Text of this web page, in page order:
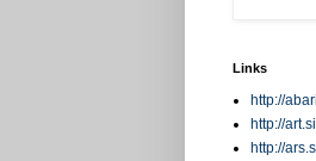
Links
http://
http://
http://